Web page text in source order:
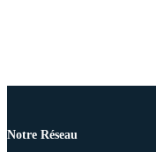
Notre Réseau